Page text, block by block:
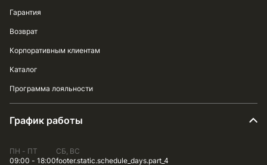
Гарантия
Возврат
Корпоративным клиентам
Каталог
Программа лояльности
График работы
ПН - ПТ
09:00 - 18:00
СБ, ВС
footer.static.schedule_days.part_4